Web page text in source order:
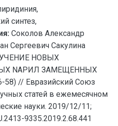
синтез,
Соколов Александр
Сергеевич Сакулина
НОВЫХ
NАРИЛ ЗАМЕЩЕННЫХ
// Евразийский Союз
статей в ежемесячном
науки. 2019/12/11;
9335.2019.2.68.441